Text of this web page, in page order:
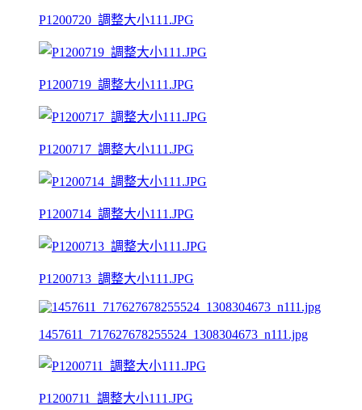
P1200720_調整大小111.JPG
P1200719_調整大小111.JPG
P1200717_調整大小111.JPG
P1200714_調整大小111.JPG
P1200713_調整大小111.JPG
1457611_717627678255524_1308304673_n111.jpg
P1200711_調整大小111.JPG